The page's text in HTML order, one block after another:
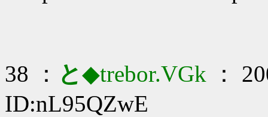
38 ： と◆trebor.VGk ：
ID:nL95QZwE